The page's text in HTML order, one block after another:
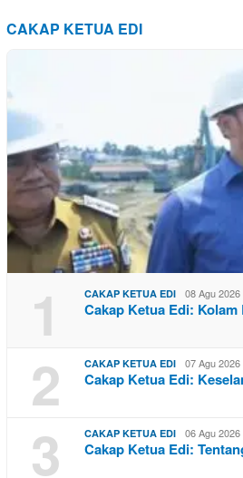
CAKAP KETUA EDI
1 CAKAP KETUA EDI 08 Agu
Cakap Ketua Edi:
2 CAKAP KETUA EDI 07 Agu
Cakap Ketua Edi:
3 CAKAP KETUA EDI 06 Agu
Cakap Ketua Edi: